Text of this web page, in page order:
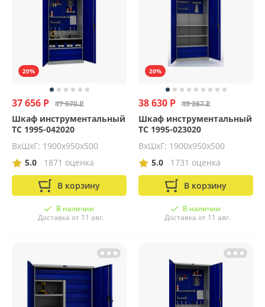
20%
37 656 Р 47 070 Р
Шкаф инструментальный
ТС 1995-042020
ВхШхГ: 1900х950х500
5.0
1871 оценка
В корзину
В наличии
Доставка от 11 авг.
20%
38 630 Р 48 287 Р
Шкаф инструментальный
ТС 1995-023020
ВхШхГ: 1900х950х500
5.0
1731 оценка
В корзину
В наличии
Доставка от 11 авг.